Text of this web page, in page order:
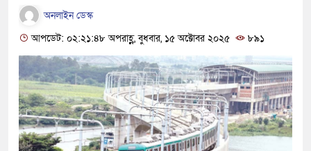
অনলাইন ডেস্ক
আপডেট: ০২:২১:৪৮ অপরাহ্ণ, বুধবার, ১৫ অক্টোবর ২০২৫
৮৯১